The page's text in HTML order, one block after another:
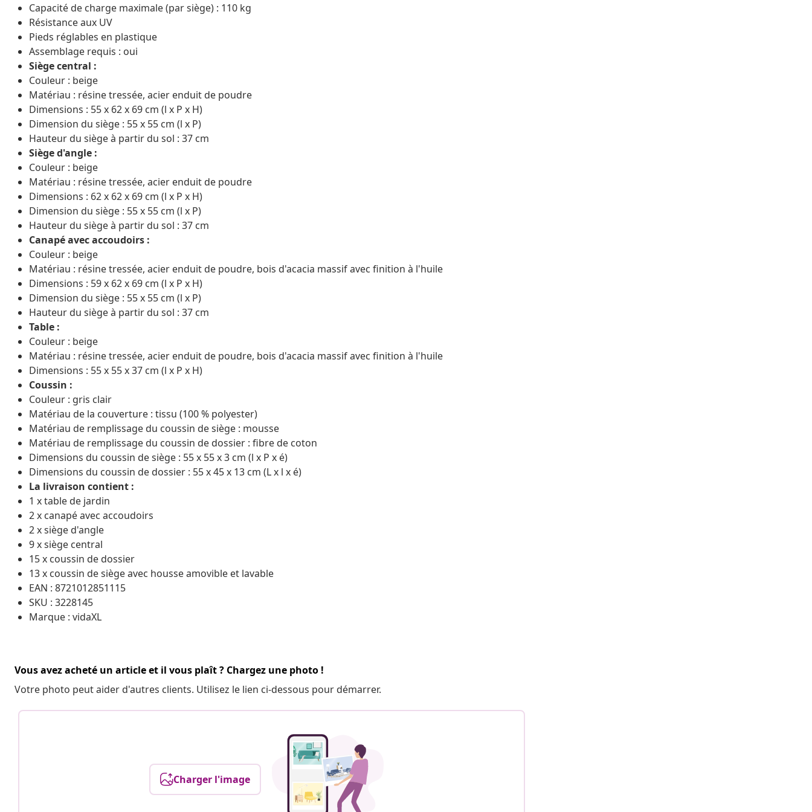
Capacité de charge maximale (par siège) : 110 kg
Résistance aux UV
Pieds réglables en plastique
Assemblage requis : oui
Siège central :
Couleur : beige
Matériau : résine tressée, acier enduit de poudre
Dimensions : 55 x 62 x 69 cm (l x P x H)
Dimension du siège : 55 x 55 cm (l x P)
Hauteur du siège à partir du sol : 37 cm
Siège d'angle :
Couleur : beige
Matériau : résine tressée, acier enduit de poudre
Dimensions : 62 x 62 x 69 cm (l x P x H)
Dimension du siège : 55 x 55 cm (l x P)
Hauteur du siège à partir du sol : 37 cm
Canapé avec accoudoirs :
Couleur : beige
Matériau : résine tressée, acier enduit de poudre, bois d'acacia massif avec finition à l'huile
Dimensions : 59 x 62 x 69 cm (l x P x H)
Dimension du siège : 55 x 55 cm (l x P)
Hauteur du siège à partir du sol : 37 cm
Table :
Couleur : beige
Matériau : résine tressée, acier enduit de poudre, bois d'acacia massif avec finition à l'huile
Dimensions : 55 x 55 x 37 cm (l x P x H)
Coussin :
Couleur : gris clair
Matériau de la couverture : tissu (100 % polyester)
Matériau de remplissage du coussin de siège : mousse
Matériau de remplissage du coussin de dossier : fibre de coton
Dimensions du coussin de siège : 55 x 55 x 3 cm (l x P x é)
Dimensions du coussin de dossier : 55 x 45 x 13 cm (L x l x é)
La livraison contient :
1 x table de jardin
2 x canapé avec accoudoirs
2 x siège d'angle
9 x siège central
15 x coussin de dossier
13 x coussin de siège avec housse amovible et lavable
EAN : 8721012851115
SKU : 3228145
Marque : vidaXL
Vous avez acheté un article et il vous plaît ? Chargez une photo !
Votre photo peut aider d'autres clients. Utilisez le lien ci-dessous pour démarrer.
Charger l'image